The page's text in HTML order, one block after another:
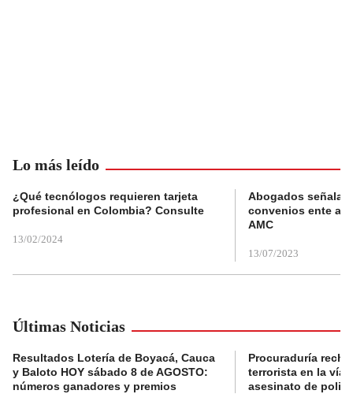
Lo más leído
¿Qué tecnólogos requieren tarjeta
profesional en Colombia? Consulte
13/02/2024
Abogados
convenios ente
AMC
13/07/2023
Últimas Noticias
Resultados Lotería de Boyacá, Cauca
y Baloto HOY sábado 8 de AGOSTO:
números ganadores y premios
Procuraduría
terrorista en la vía
asesinato de